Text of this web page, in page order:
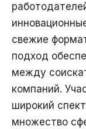
свежие
подход
между
компаний.
широкий
множество